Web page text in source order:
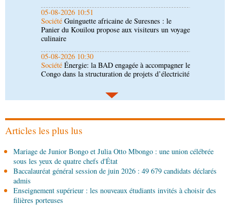
05-08-2026 10:30
Société Énergie: la BAD engagée à accompagner le
Congo dans la structuration de projets d’électricité
05-08-2026 10:22
Afrique-Monde Cémac : le nouvel agenda
communautaire soumis à Denis Sassou N’Guesso
05-08-2026 10:15
nouvel instrument de puissance économique et
migratoire
SportFootball: le Congo interdit de participer aux
compétitions interclubs de la CAF
04-08-2026 17:45
Économie
Articles les plus lus
Mariage de Junior Bongo et Julia Otto Mbongo : une union célébrée
sous les yeux de quatre chefs d'État
Baccalauréat général session de juin 2026 : 49 679 candidats déclarés
admis
Enseignement supérieur : les nouveaux étudiants invités à choisir des
filières porteuses